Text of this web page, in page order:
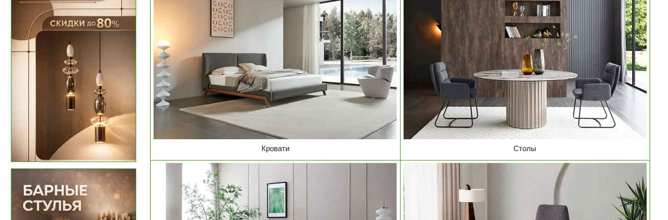
Кровати Столы